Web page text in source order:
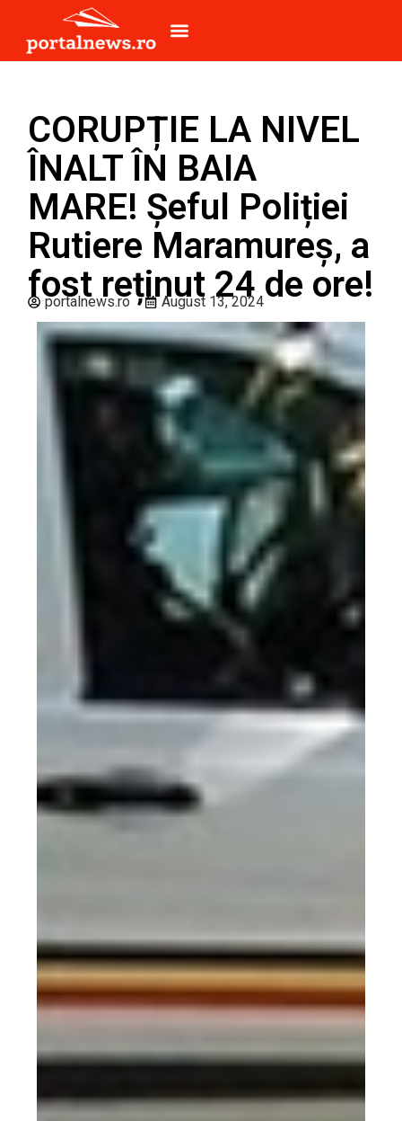
CORUPȚIE LA NIVEL
ÎNALT ÎN BAIA
MARE! Șeful Poliției
Rutiere Maramureș, a
fost reținut 24 de ore!
portalnews.ro August 13, 2024